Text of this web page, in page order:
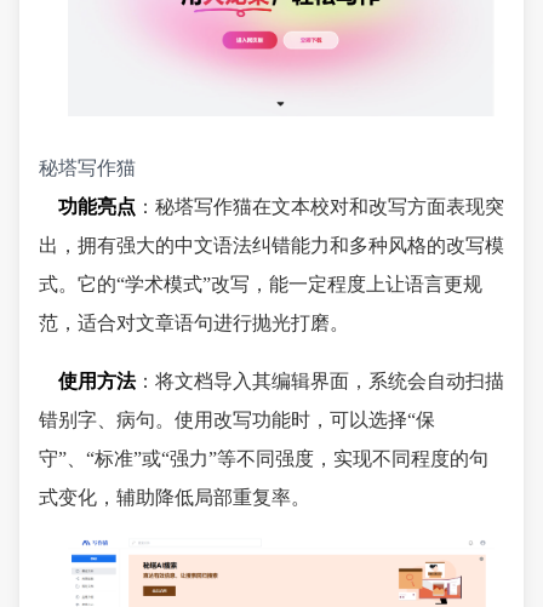
秘塔写作猫
功能亮点 ：秘塔写作猫在文本校对和改写方面表现突
出，拥有强大的中文语法纠错能力和多种风格的改写模
式。它的“学术模式”改写，能一定程度上让语言更规
范，适合对文章语句进行抛光打磨。
使用方法：将文档导入其编辑界面，系统会自动扫描
错别字、病句。使用改写功能时，可以选择“保
守”、“标准”或“强力”等不同强度，实现不同程度的句
式变化，辅助降低局部重复率。